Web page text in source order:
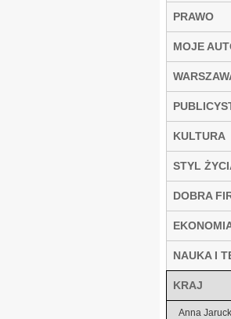
PRAWO
MOJE
KULTURA
STYL
DOBRA
NAUKA I
KRAJ
Anna